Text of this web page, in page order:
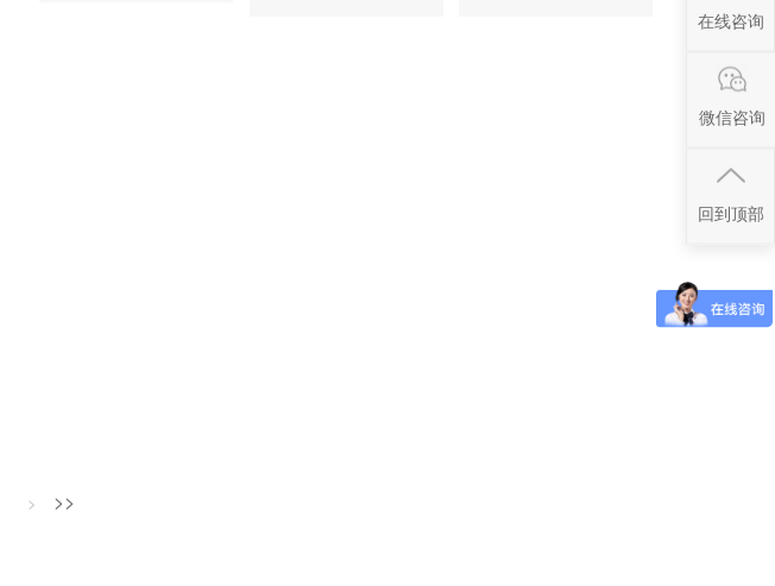
> >>
在线咨询
微信咨询
回到顶部